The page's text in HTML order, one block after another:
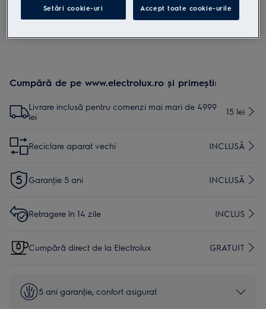
Instrucţiunile de siguranţă și avertismentele de siguranţă
conform regulamentului UE 2023/988 sunt enumerate în
capitolele 1 și 2 din manualul de utilizare. Pentru utilizarea în
Cumpără de pe www.electrolux.ro și primești:
Livrare inclusă pentru comenzi mai mari de 4999
lei
15 lei
Reciclare aparat vechi INCLUSĂ
Garanţie 5 ani INCLUSĂ
Retragere în 14 zile INCLUS
Cumpără direct de la Electrolux GRATUIT
5 ani garanţie, confort asigurat
Setări cookie-uri Accept toate cookie-urile